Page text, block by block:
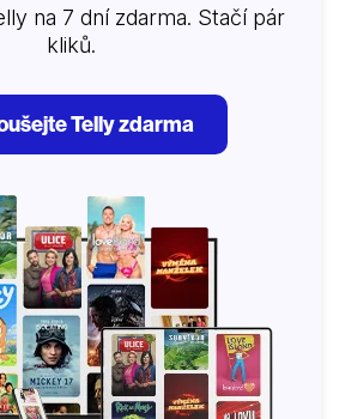
na 7 dní zdarma. Stačí pár
kliků.
Telly zdarma